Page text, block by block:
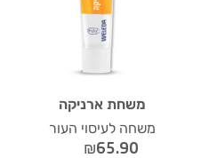
משחת ארניקה
משחה לעיסוי העור
₪65.90